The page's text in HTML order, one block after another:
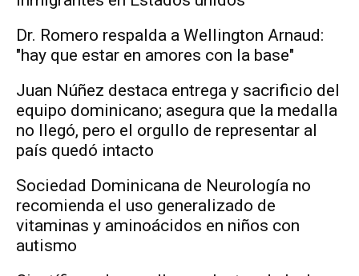
Dr. Romero respalda a Wellington Arnaud:
"hay que estar en amores con la base"
Juan Núñez destaca entrega y sacrificio del
equipo dominicano; asegura que la medalla
no llegó, pero el orgullo de representar al
país quedó intacto
Sociedad Dominicana de Neurología no
recomienda el uso generalizado de
vitaminas y aminoácidos en niños con
autismo